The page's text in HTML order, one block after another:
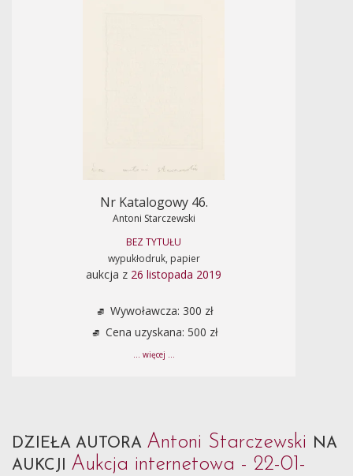
Nr Katalogowy 46.
Antoni Starczewski
BEZ TYTUŁU
wypukłodruk, papier
aukcja z 26 listopada 2019
Wywoławcza: 300 zł
Cena uzyskana: 500 zł
... więcej ...
DZIEŁA AUTORA Antoni Starczewski NA
AUKCJI Aukcja internetowa - 22-01-